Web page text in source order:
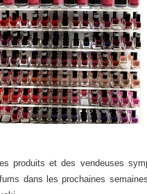
produits et des vendeuses
dans les prochaines